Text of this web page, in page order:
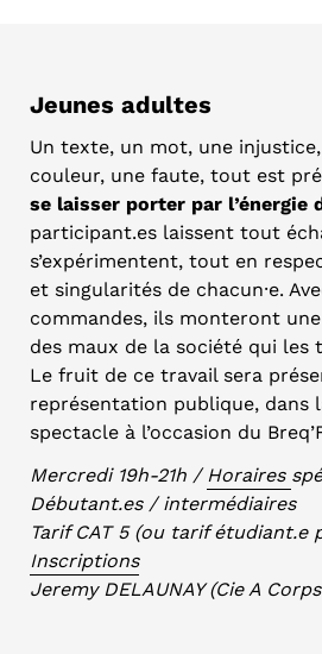
Jeunes adultes
Un texte, un mot, une
couleur, une faute, tout est
se laisser porter par l’énergie
participant.es laissent tout
s’expérimentent, tout en
et singularités de chacun⸱e.
commandes, ils monteront
des maux de la société qui les
Le fruit de ce travail sera
représentation publique, dans
spectacle à l’occasion du
Mercredi 19h-21h / Horaires
Débutant.es / intermédiaires
Tarif CAT 5 (ou tarif étudiant.e
Inscriptions
Jeremy DELAUNAY (Cie A